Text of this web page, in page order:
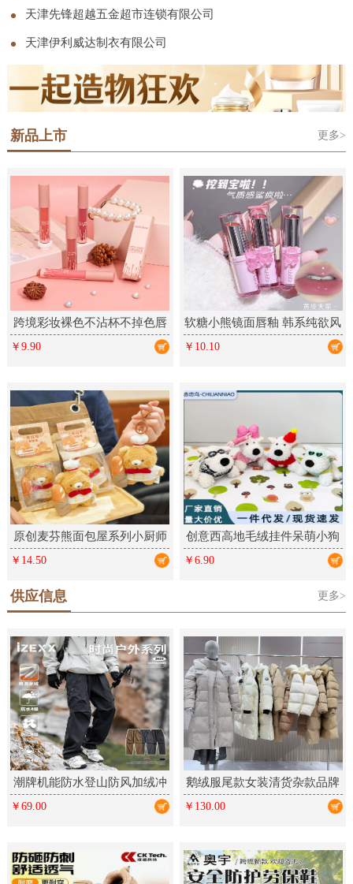
天津先锋超越五金超市连锁有限公司
天津伊利威达制衣有限公司
新品上市 更多>
跨境彩妆裸色不沾杯不掉色唇
釉 丝绒哑光雾面多色唇彩
￥9.90
软糖小熊镜面唇釉 韩系纯欲风
春夏显白少女彩妆口红美妆
￥10.10
原创麦芬熊面包屋系列小厨师
毛绒钥匙扣卡通挂件可爱礼品
￥14.50
创意西高地毛绒挂件呆萌小狗
学生包包挂饰情侣钥匙扣毛绒
￥6.90
供应信息 更多>
潮牌机能防水登山防风加绒冲
锋裤户外三防运动工装长裤男
￥69.00
鹅绒服尾款女装清货杂款品牌
折扣厂家女装走份实体直播拿
￥130.00